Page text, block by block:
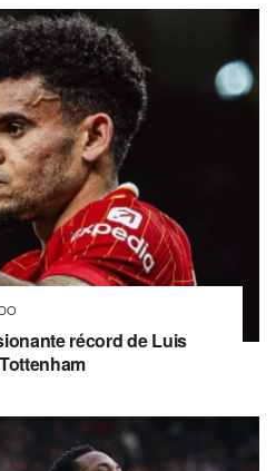
récord de Luis